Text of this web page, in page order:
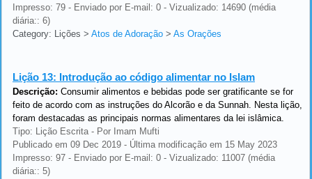
Impresso: 79 - Enviado por E-mail: 0 - Vizualizado: 14690 (média
diária:: 6)
Category: Lições > Atos de Adoração > As Orações
Lição 13: Introdução ao código alimentar no Islam
Descrição: Consumir alimentos e bebidas pode ser gratificante se for
feito de acordo com as instruções do Alcorão e da Sunnah. Nesta lição,
foram destacadas as principais normas alimentares da lei islâmica.
Tipo: Lição Escrita - Por Imam Mufti
Publicado em 09 Dec 2019 - Última modificação em 15 May 2023
Impresso: 97 - Enviado por E-mail: 0 - Vizualizado: 11007 (média
diária:: 5)